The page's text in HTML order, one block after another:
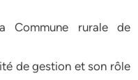
Commune rurale de
de gestion et son rôle